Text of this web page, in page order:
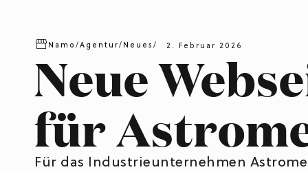
Namo /Agentur/ Neues / 2. Februar 2026
Neue
für
Für das Industrieunternehmen